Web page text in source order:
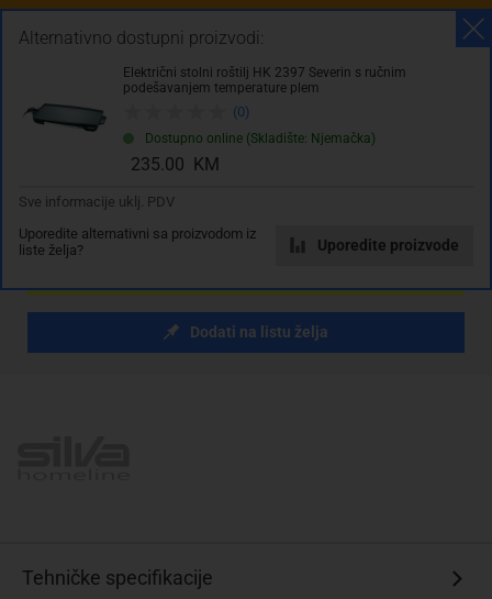
Alternativno dostupni proizvodi:
Električni stolni roštilj HK 2397 Severin s ručnim
podešavanjem temperature plem
(0)
Dostupno online (Skladište: Njemačka)
235.00 KM
Sve informacije uklj. PDV
Uporedite alternativni sa proizvodom iz
liste želja?
Uporedite proizvode
Prodaja i slanje od: Architektengruppe S71 d.o.o.
Cijena na upit
0.00 KM
Troškovi dostave
Dodati na listu želja
Tehničke specifikacije